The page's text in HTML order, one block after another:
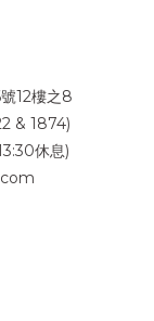
12樓之8
& 1874)
休息)